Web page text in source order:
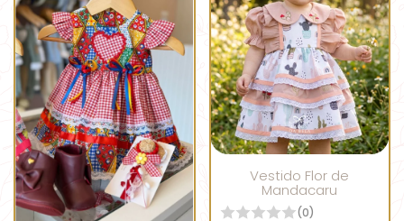
Vestido Flor de
Mandacaru
(0)